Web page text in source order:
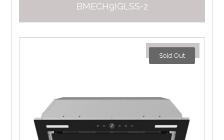
BMECH9IGLSS-2
١.٠٢٦,٠٠ د.إ
Sold Out